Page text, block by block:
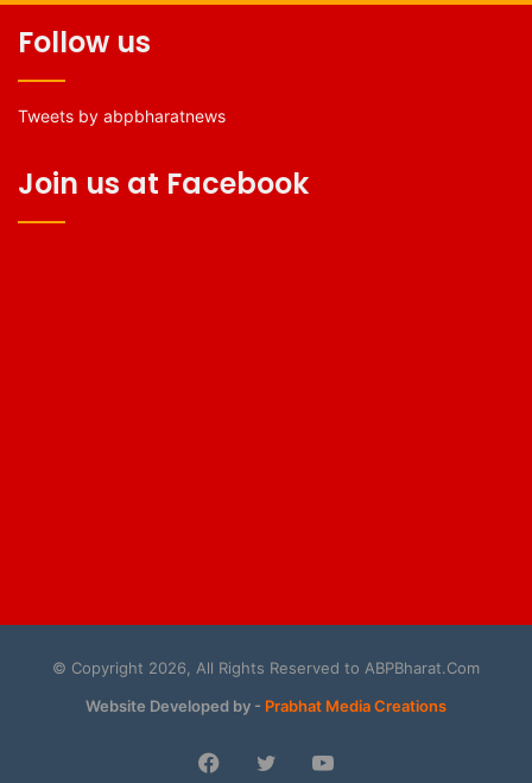
Follow us
Tweets by abpbharatnews
Join us at Facebook
© Copyright 2026, All Rights Reserved to ABPBharat.Com
Website Developed by - Prabhat Media Creations
Facebook
TwitterYouTube